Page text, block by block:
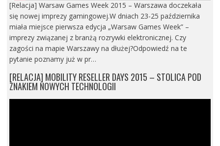
[Relacja] Warsaw Games Week 2015 – Warszawa doczekała
się nowej imprezy gamingowej.W dniach 23-25 października
miała miejsce pierwsza edycja „Warsaw Games Week” –
imprezy związanej z branżą rozrywki elektronicznej. Czy
zagości na mapie Warszawy na dłużej?Odpowiedź na te
pytanie poznamy już w pr…
[RELACJA] MOBILITY RESELLER DAYS 2015 – STOLICA POD
ZNAKIEM NOWYCH TECHNOLOGII